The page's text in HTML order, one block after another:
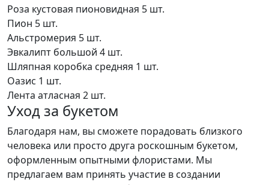
Роза кустовая пионовидная 5 шт.
Пион 5 шт.
Альстромерия 5 шт.
Эвкалипт большой 4 шт.
Шляпная коробка средняя 1 шт.
Оазис 1 шт.
Лента атласная 2 шт.
Уход за букетом
Благодаря нам, вы сможете порадовать близкого
человека или просто друга роскошным букетом,
оформленным опытными флористами. Мы
предлагаем вам принять участие в создании